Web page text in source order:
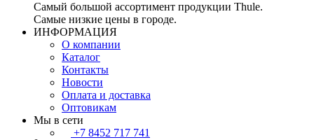
Самый большой ассортимент продукции Thule.
Самые низкие цены в городе.
ИНФОРМАЦИЯ
О компании
Каталог
Контакты
Новости
Оплата и доставка
Оптовикам
Мы в сети
+7 8452 717 741